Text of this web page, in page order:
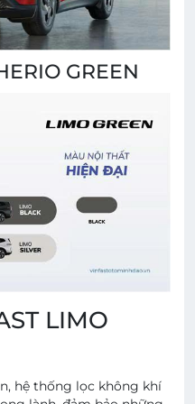
GREEN
LIMO
hệ thống lọc không khí